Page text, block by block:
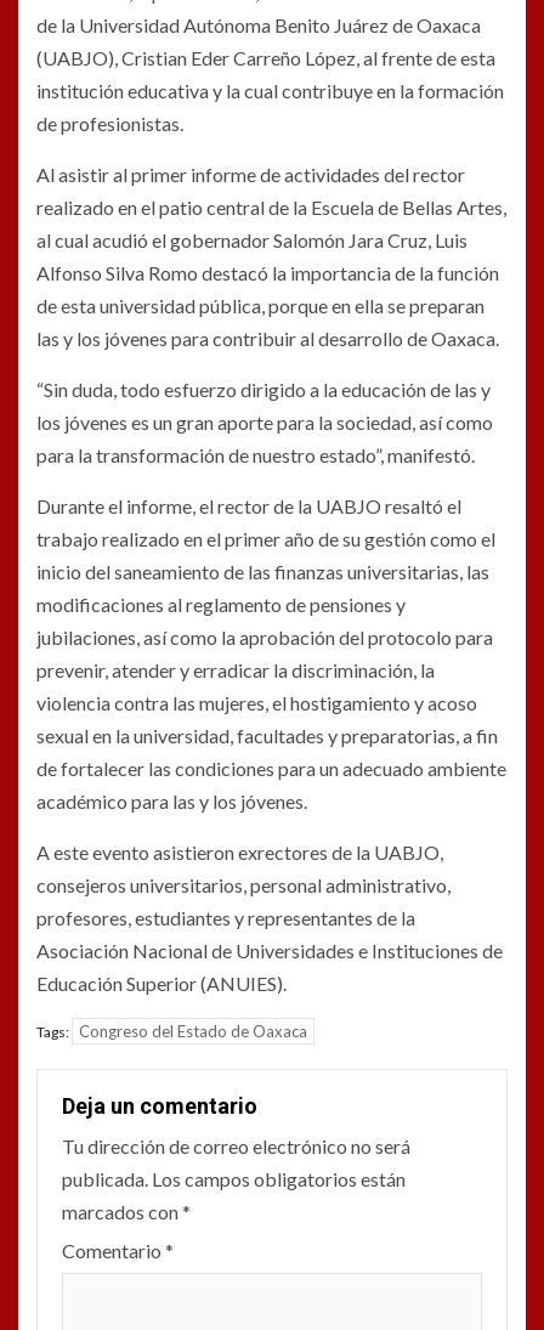
de la Universidad Autónoma Benito Juárez de Oaxaca
(UABJO), Cristian Eder Carreño López, al frente de esta
institución educativa y la cual contribuye en la formación
de profesionistas.
Al asistir al primer informe de actividades del rector
realizado en el patio central de la Escuela de Bellas Artes,
al cual acudió el gobernador Salomón Jara Cruz, Luis
Alfonso Silva Romo destacó la importancia de la función
de esta universidad pública, porque en ella se preparan
las y los jóvenes para contribuir al desarrollo de Oaxaca.
“Sin duda, todo esfuerzo dirigido a la educación de las y
los jóvenes es un gran aporte para la sociedad, así como
para la transformación de nuestro estado”, manifestó.
Durante el informe, el rector de la UABJO resaltó el
trabajo realizado en el primer año de su gestión como el
inicio del saneamiento de las finanzas universitarias, las
modificaciones al reglamento de pensiones y
jubilaciones, así como la aprobación del protocolo para
prevenir, atender y erradicar la discriminación, la
violencia contra las mujeres, el hostigamiento y acoso
sexual en la universidad, facultades y preparatorias, a fin
de fortalecer las condiciones para un adecuado ambiente
académico para las y los jóvenes.
A este evento asistieron exrectores de la UABJO,
consejeros universitarios, personal administrativo,
profesores, estudiantes y representantes de la
Asociación Nacional de Universidades e Instituciones de
Educación Superior (ANUIES).
Tags: Congreso del Estado de Oaxaca
Deja un comentario
Tu dirección de correo electrónico no será
publicada. Los campos obligatorios están
marcados con*
Comentario *